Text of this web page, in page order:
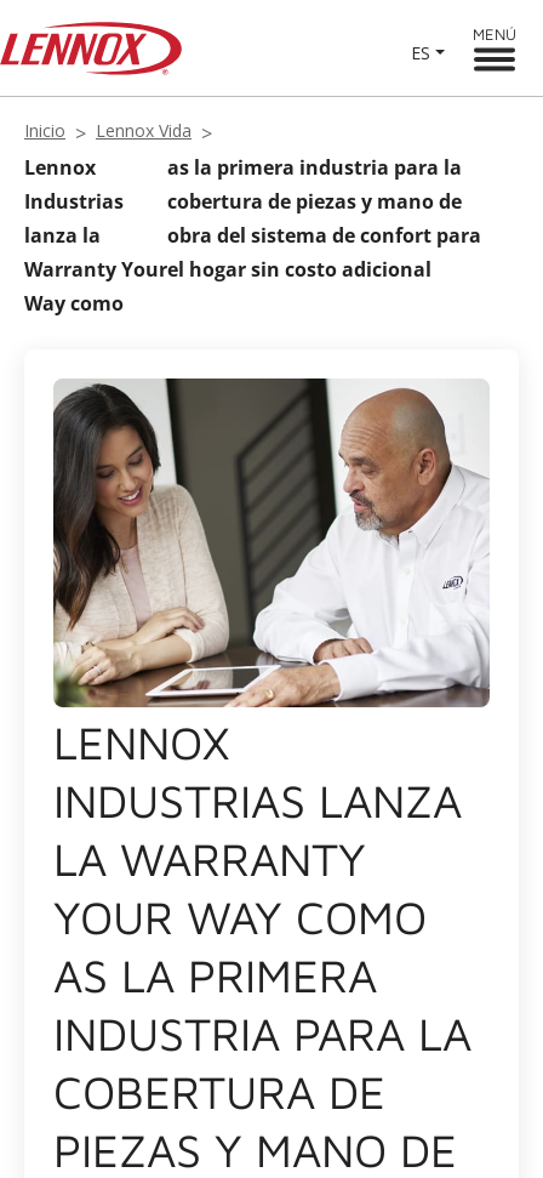
ES
MENÚ
Inicio Lennox Vida
Lennox
Industrias
lanza la
Warranty Your
Way como
as la primera industria para la
cobertura de piezas y mano de
obra del sistema de confort para
el hogar sin costo adicional
LENNOX
INDUSTRIAS LANZA
LA WARRANTY
YOUR WAY COMO
AS LA PRIMERA
INDUSTRIA PARA LA
COBERTURA DE
PIEZAS Y MANO DE